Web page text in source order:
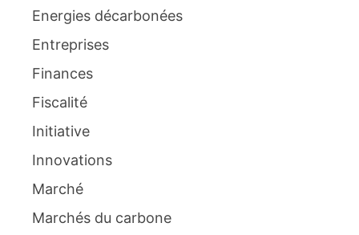
Energies décarbonées
Entreprises
Finances
Fiscalité
Initiative
Innovations
Marché
Marchés du carbone